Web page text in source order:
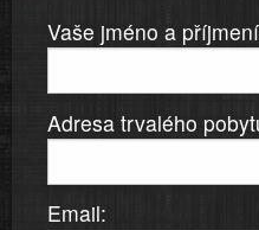
Vaše jméno a
Adresa trvalého
Email: